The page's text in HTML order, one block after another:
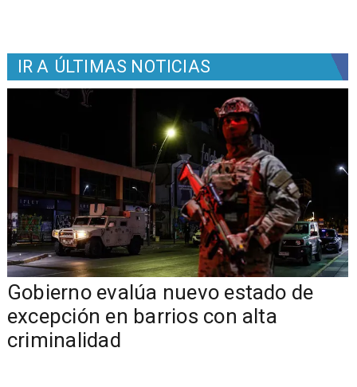
IR A ÚLTIMAS NOTICIAS
Gobierno evalúa nuevo estado de
excepción en barrios con alta
criminalidad